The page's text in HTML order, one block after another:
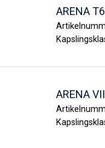
ARENA
ARENA